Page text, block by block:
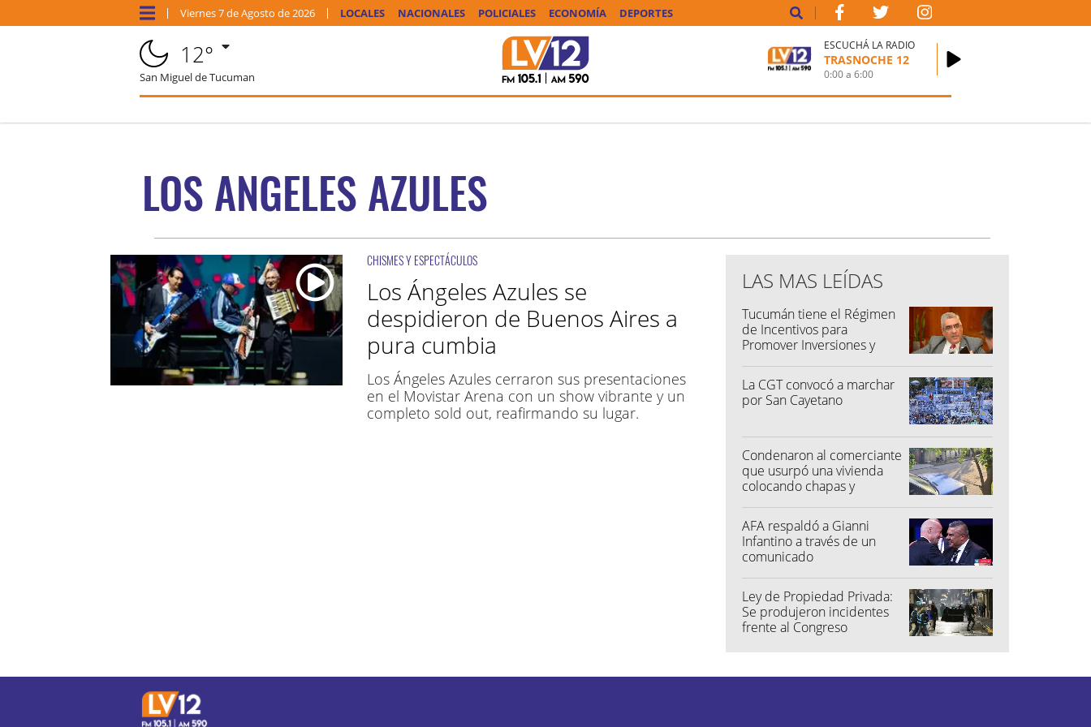
Viernes7 deAgosto de 2026 LOCALES NACIONALES POLICIALES ECONOMÍA DEPORTES
12°
San Miguel de Tucuman
ESCUCHÁ LA RADIO
TRASNOCHE 12
0:00a6:00
LOS ANGELES AZULES
CHISMES Y ESPECTÁCULOS
Los Ángeles Azules se
despidieron de Buenos Aires a
pura cumbia
Los Ángeles Azules cerraron sus presentaciones
en el Movistar Arena con un show vibrante y un
completo sold out, reafirmando su lugar.
LAS MAS LEÍDAS
Tucumán tiene el Régimen
de Incentivos para
Promover Inversiones y
La CGT convocó a marchar
por San Cayetano
Condenaron al comerciante
que usurpó una vivienda
colocando chapas y
AFA respaldó a Gianni
Infantino a través de un
comunicado
Ley de Propiedad Privada:
Se produjeron incidentes
frente al Congreso